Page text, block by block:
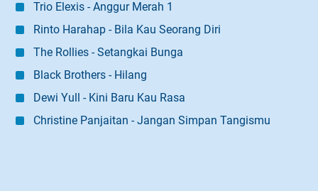
Trio Elexis - Anggur Merah 1
Rinto Harahap - Bila Kau Seorang Diri
The Rollies - Setangkai Bunga
Black Brothers - Hilang
Dewi Yull - Kini Baru Kau Rasa
Christine Panjaitan - Jangan Simpan Tangismu